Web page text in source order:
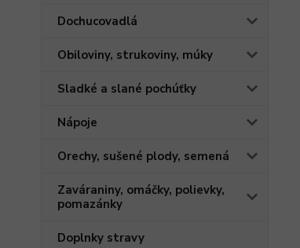
Dochucovadlá
Obiloviny, strukoviny, múky
Sladké a slané pochúťky
Nápoje
Orechy, sušené plody, semená
Zaváraniny, omáčky, polievky,
pomazánky
Doplnky stravy